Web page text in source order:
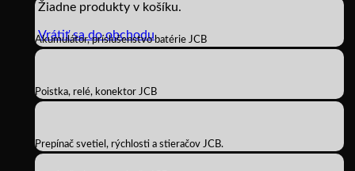
Žiadne produkty v košíku.
Vrátiť sa do obchodu
Akumulátor, príslušenstvo batérie JCB
Poistka, relé, konektor JCB
Prepínač svetiel, rýchlosti a stieračov JCB.